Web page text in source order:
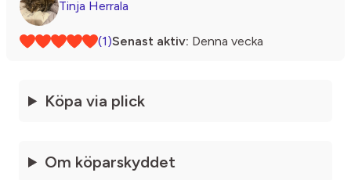
Tinja Herrala
(1)Senast aktiv: Denna vecka
Köpa via plick
Om köparskyddet